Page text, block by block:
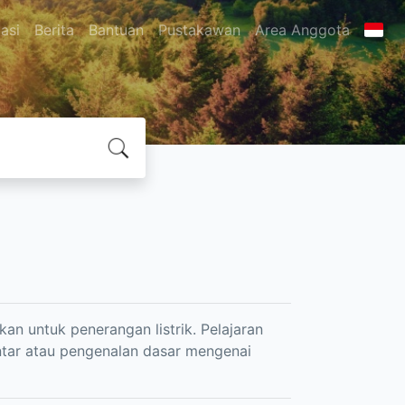
Berita Bantuan Pustakawan Area Anggota
untuk penerangan listrik. Pelajaran
atau pengenalan dasar mengenai